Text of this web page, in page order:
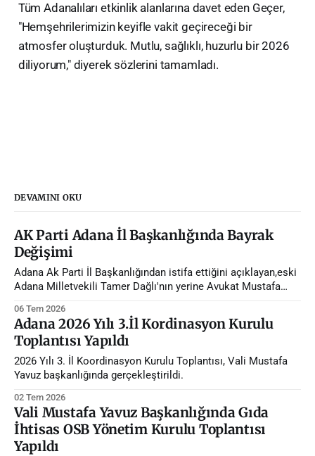
​Tüm Adanalıları etkinlik alanlarına davet eden Geçer,
"Hemşehrilerimizin keyifle vakit geçireceği bir
atmosfer oluşturduk. Mutlu, sağlıklı, huzurlu bir 2026
diliyorum," diyerek sözlerini tamamladı.
DEVAMINI OKU
AK Parti Adana İl Başkanlığında Bayrak
Değişimi
Adana Ak Parti İl Başkanlığından istifa ettiğini açıklayan,eski
Adana Milletvekili Tamer Dağlı'nın yerine Avukat Mustafa
06 Tem 2026
Adana 2026 Yılı 3.İl Kordinasyon Kurulu
Toplantısı Yapıldı
2026 Yılı 3. İl Koordinasyon Kurulu Toplantısı, Vali Mustafa
Yavuz başkanlığında gerçekleştirildi.
02 Tem 2026
Vali Mustafa Yavuz Başkanlığında Gıda
İhtisas OSB Yönetim Kurulu Toplantısı
Yapıldı